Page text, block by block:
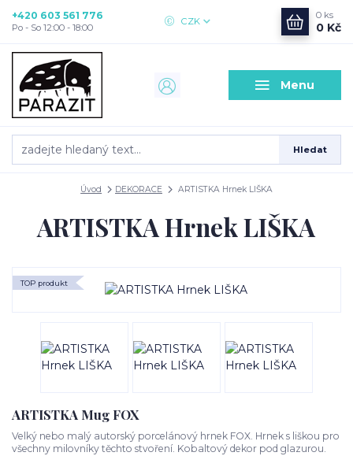
Menu
CZK
Hledat
+420 603 561 776
Po - So 12:00 - 18:00
0 ks
0 Kč
Úvod DEKORACE ARTISTKA Hrnek LIŠKA
ARTISTKA Hrnek LIŠKA
TOP produkt
ARTISTKA Mug FOX
Velký nebo malý autorský porcelánový hrnek FOX. Hrnek s liškou pro
všechny milovníky těchto stvoření. Kobaltový dekor pod glazurou.